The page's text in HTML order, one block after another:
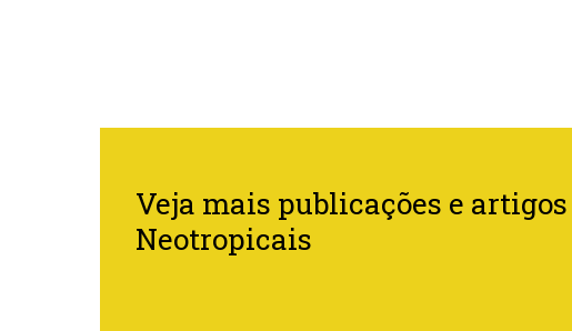
Veja mais publicações e
Neotropicais